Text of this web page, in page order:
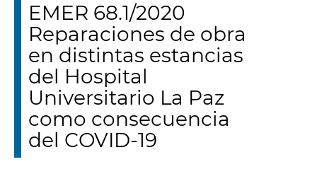
EMER 68.1/2020
Reparaciones de obra
en distintas estancias
del Hospital
Universitario La Paz
como consecuencia
del COVID-19